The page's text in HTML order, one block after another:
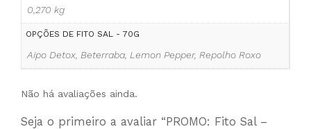
0,270 kg
OPÇÕES DE FITO SAL - 70G
Aipo Detox, Beterraba, Lemon Pepper, Repolho Roxo
Não há avaliações ainda.
Seja o primeiro a avaliar “PROMO: Fito Sal –